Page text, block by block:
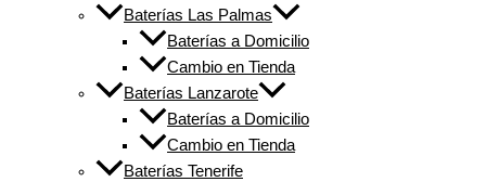
Baterías Las Palmas
Baterías a Domicilio
Cambio en Tienda
Baterías Lanzarote
Baterías a Domicilio
Cambio en Tienda
Baterías Tenerife